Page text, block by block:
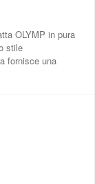
OLYMP in pura
stile
fornisce una